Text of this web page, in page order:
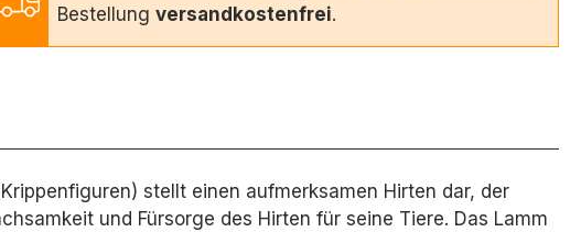
Bestellung versandkostenfrei.
stellt einen aufmerksamen Hirten dar, der
und Fürsorge des Hirten für seine Tiere. Das Lamm